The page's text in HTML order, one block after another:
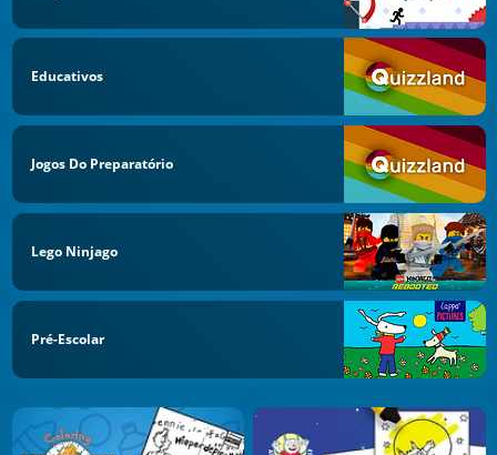
Educativos
Jogos Do Preparatório
Lego Ninjago
Pré-Escolar